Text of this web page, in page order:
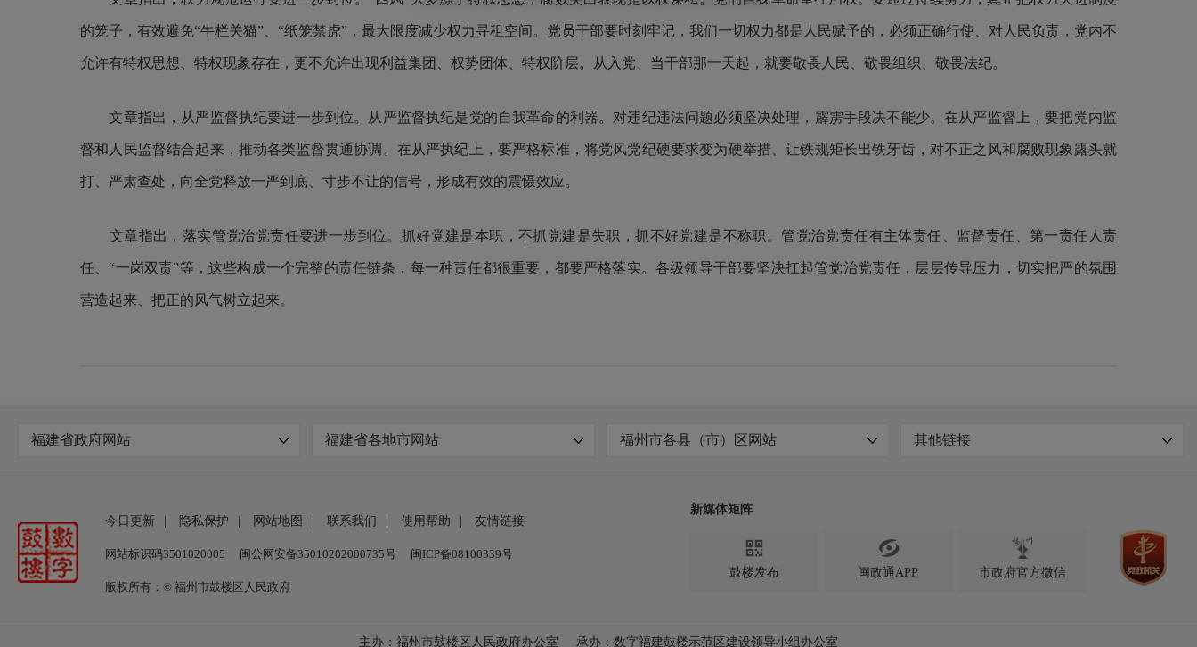
的笼子，有效避免“牛栏关猫”、“纸笼禁虎”，最大限度减少权力寻租空间。党员干部要时刻牢记，我们一切权力都是人民赋予的，必须正确行使、对人民负责，党内不
允许有特权思想、特权现象存在，更不允许出现利益集团、权势团体、特权阶层。从入党、当干部那一天起，就要敬畏人民、敬畏组织、敬畏法纪。
文章指出，从严监督执纪要进一步到位。从严监督执纪是党的自我革命的利器。对违纪违法问题必须坚决处理，霹雳手段决不能少。在从严监督上，要把党内监
督和人民监督结合起来，推动各类监督贯通协调。在从严执纪上，要严格标准，将党风党纪硬要求变为硬举措、让铁规矩长出铁牙齿，对不正之风和腐败现象露头就
打、严肃查处，向全党释放一严到底、寸步不让的信号，形成有效的震慑效应。
文章指出，落实管党治党责任要进一步到位。抓好党建是本职，不抓党建是失职，抓不好党建是不称职。管党治党责任有主体责任、监督责任、第一责任人责
任、“一岗双责”等，这些构成一个完整的责任链条，每一种责任都很重要，都要严格落实。各级领导干部要坚决扛起管党治党责任，层层传导压力，切实把严的氛围
营造起来、把正的风气树立起来。
福建省政府网站 福建省各地市网站 福州市各县（市）区网站 其他链接
今日更新 隐私保护 网站地图 联系我们 使用帮助 友情链接
网站标识码3501020005 闽公网安备35010202000735号 闽ICP备08100339号
版权所有：© 福州市鼓楼区人民政府
新媒体矩阵

鼓楼发布

闽政通APP 市政府官方微信
主办：福州市鼓楼区人民政府办公室 承办：数字福建鼓楼示范区建设领导小组办公室